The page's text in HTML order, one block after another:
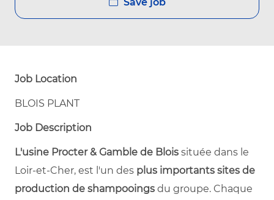
Job Location
BLOIS PLANT
Job Description
L'usine Procter & Gamble de Blois située dans le
Loir-et-Cher, est l'un des plus importants sites de
production de shampooings du groupe. Chaque